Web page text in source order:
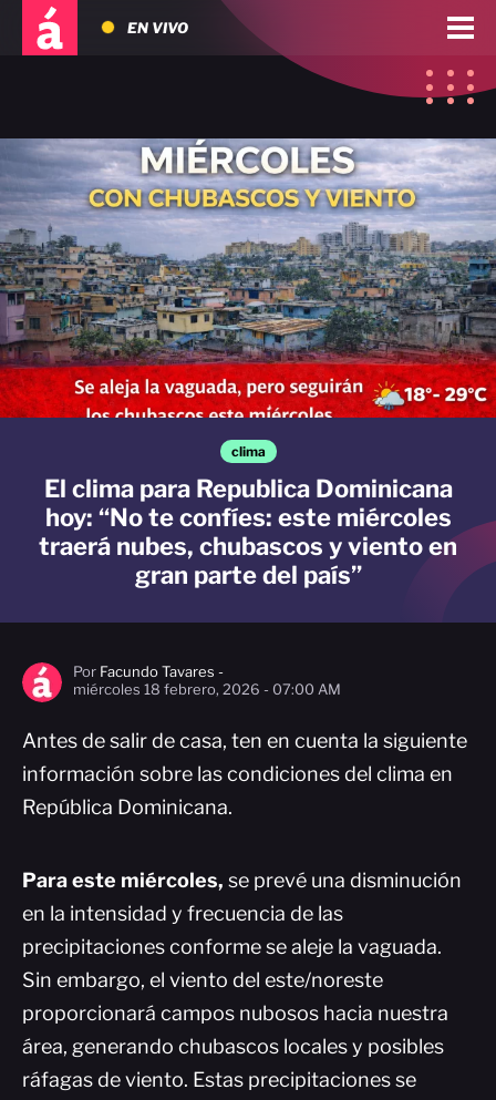
EN VIVO
clima
El clima para Republica Dominicana
hoy: “No te confíes: este miércoles
traerá nubes, chubascos y viento en
gran parte del país”
Por Facundo Tavares -
miércoles 18 febrero, 2026 - 07:00 AM
Antes de salir de casa, ten en cuenta la siguiente
información sobre las condiciones del clima en
República Dominicana.
Para este miércoles, se prevé una disminución
en la intensidad y frecuencia de las
precipitaciones conforme se aleje la vaguada.
Sin embargo, el viento del este/noreste
proporcionará campos nubosos hacia nuestra
área, generando chubascos locales y posibles
ráfagas de viento. Estas precipitaciones se